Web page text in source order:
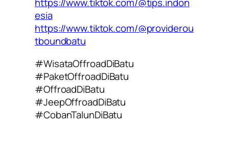
https://www.tiktok.com/@tips.indon
esia
https://www.tiktok.com/@providerou
tboundbatu
#WisataOffroadDiBatu
#PaketOffroadDiBatu
#OffroadDiBatu
#JeepOffroadDiBatu
#CobanTalunDiBatu